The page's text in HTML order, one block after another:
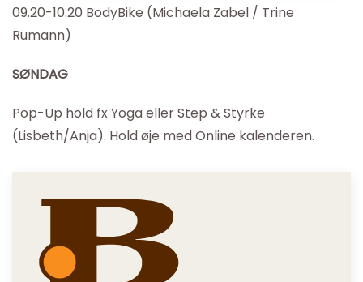
09.20-10.20 BodyBike (Michaela Zabel / Trine
Rumann)
SØNDAG
Pop-Up hold fx Yoga eller Step & Styrke
(Lisbeth/Anja). Hold øje med Online kalenderen.